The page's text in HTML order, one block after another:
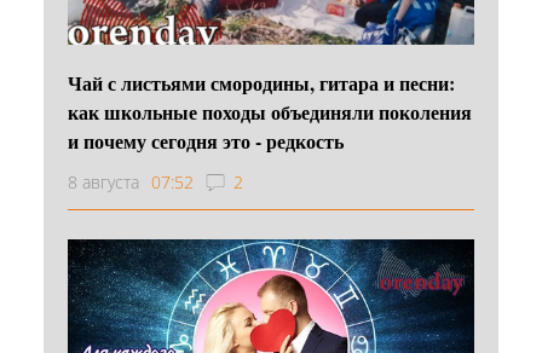
Чай с листьями смородины, гитара и песни:
как школьные походы объединяли поколения
и почему сегодня это - редкость
8 августа 07:52 2